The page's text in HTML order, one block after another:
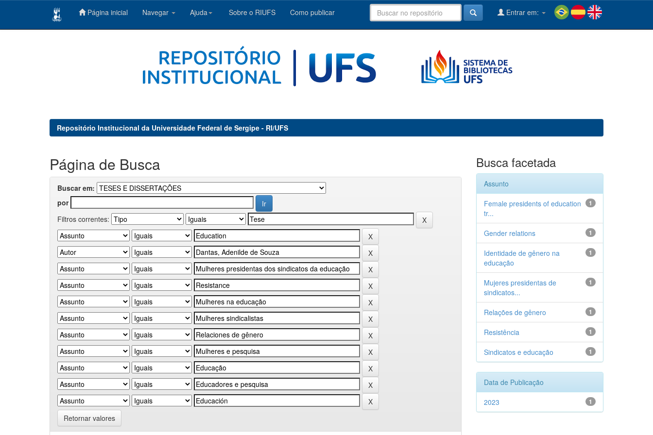
Página inicial Navegar Ajuda Sobre o RIUFS Como publicar Entrar em:
Repositório Institucional da Universidade Federal de Sergipe - RI/UFS
Página de Busca
Buscar em:
por
Filtros correntes:
Retornar valores
Busca facetada
Assunto
1
Female presidents of education
tr...
1
Gender relations
1
Identidade de gênero na
educação
1
Mujeres presidentas de
sindicatos...
1
Relações de gênero
1
Resistência
1
Sindicatos e educação
Data de Publicação
1
2023